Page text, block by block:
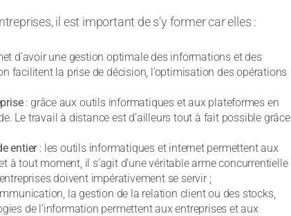
il est important de s’y former car elles :
d’avoir une gestion optimale des informations et des
facilitent la prise de décision, l’optimisation des opérations
: grâce aux outils informatiques et aux plateformes en
Le travail à distance est d’ailleurs tout à fait possible grâce
entier: les outils informatiques et internet permettent aux
à tout moment, il s’agit d’une véritable arme concurrentielle
doivent impérativement se servir ;
la gestion de la relation client ou des stocks,
de l’information permettent aux entreprises et aux